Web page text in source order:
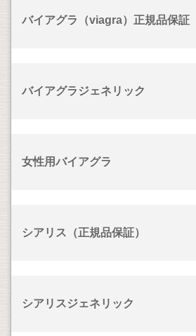
バイアグラ（viagra）正規品保証
バイアグラジェネリック
女性用バイアグラ
シアリス（正規品保証）
シアリスジェネリック